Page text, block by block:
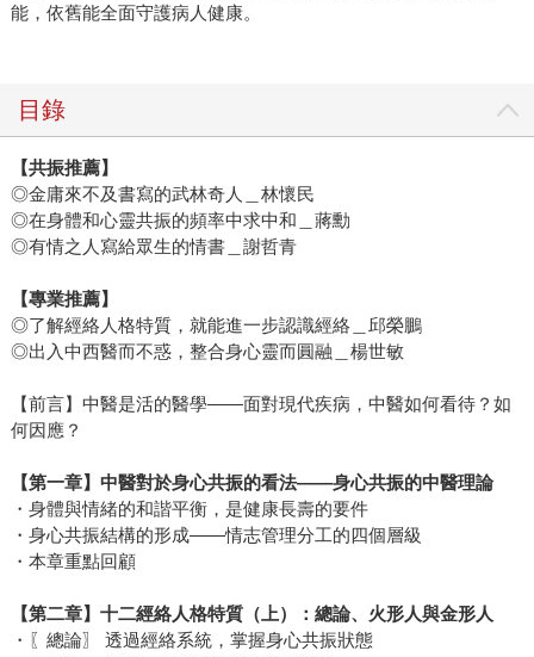
能，依舊能全面守護病人健康。
目錄
【共振推薦】
◎金庸來不及書寫的武林奇人＿林懷民
◎在身體和心靈共振的頻率中求中和＿蔣勳
◎有情之人寫給眾生的情書＿謝哲青
【專業推薦】
◎了解經絡人格特質，就能進一步認識經絡＿邱榮鵬
◎出入中西醫而不惑，整合身心靈而圓融＿楊世敏
【前言】中醫是活的醫學——面對現代疾病，中醫如何看待？如
何因應？
【第一章】中醫對於身心共振的看法——身心共振的中醫理論
・身體與情緒的和諧平衡，是健康長壽的要件
・身心共振結構的形成——情志管理分工的四個層級
・本章重點回顧
【第二章】十二經絡人格特質（上）：總論、火形人與金形人
・〖總論〗 透過經絡系統，掌握身心共振狀態